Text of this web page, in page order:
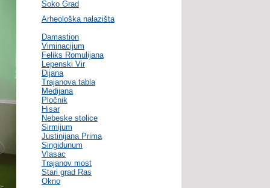
Soko Grad
Arheološka nalazišta
Damastion
Viminacijum
Feliks Romulijana
Lepenski Vir
Dijana
Trajanova tabla
Medijana
Pločnik
Hisar
Nebeske stolice
Sirmijum
Justinijana Prima
Singidunum
Vlasac
Trajanov most
Stari grad Ras
Okno